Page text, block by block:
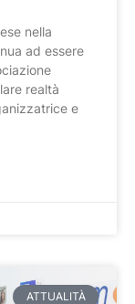
nella
ad essere
realtà
e
ATTUALITÀ